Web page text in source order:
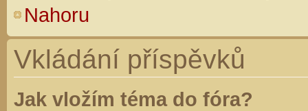
Nahoru
Vkládání příspěvků
Jak vložím téma do fóra?